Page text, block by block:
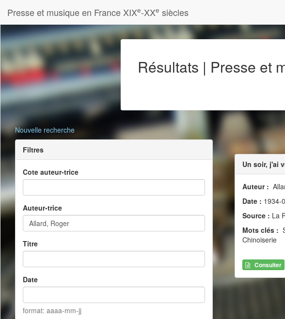
Presse et musique en France XIXe-XXe siècles
Résultats | Presse et
Nouvelle recherche
Filtres
Cote auteur-trice
Auteur-trice
Titre
Date
format: aaaa-mm-jj
Un soir, j'ai
Auteur :
Date : 1934-
Source : La
Mots clés :
Chinoiserie
Consulter